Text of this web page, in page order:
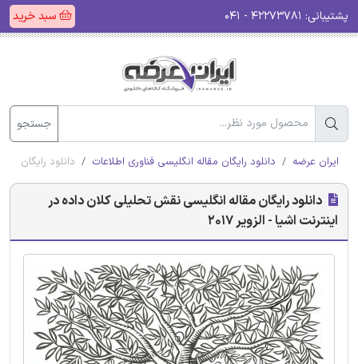
پشتیبانی: سبد خرید
جستجو
ایران عرضه دانلود رایگان مقاله انگلیسی فناوری اطلاعات دانلود رایگان
دانلود رایگان مقاله انگلیسی نقش تحلیلی کلان داده در
اینترنت اشیا - الزویر 2017